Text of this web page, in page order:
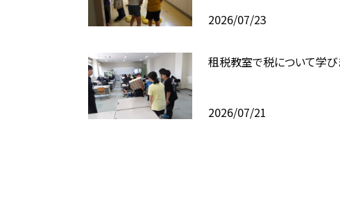
2026/07/23
租税教室で税について学び
2026/07/21